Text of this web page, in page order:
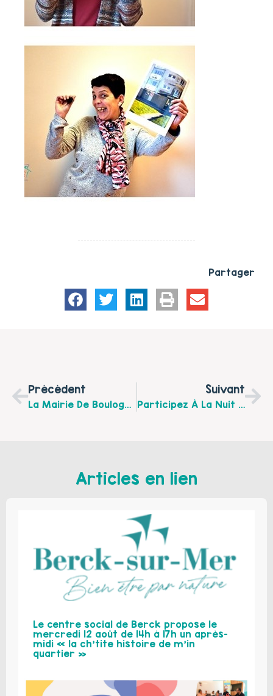
Partager
Précédent
La Mairie De Boulogne-Sur-Mer Recherche Un.e Référent.e Familles
Suivant
Participez À La Nuit Du Jeu Organisée Par Le Centre Jacques Brel À Outreau
Articles en lien
Le centre social de Berck propose le
mercredi 12 août de 14h à 17h un après-
midi « la ch’tite histoire de m’in
quartier »